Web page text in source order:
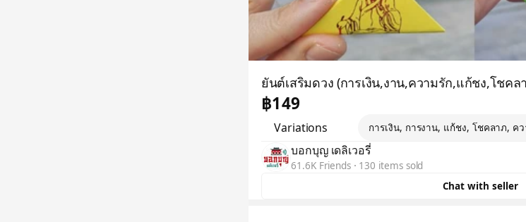
ยันต์เสริมดวง (การเงิน,งาน,ความรัก,แก้ชง,โชคล
฿149
Variations การเงิน, การงาน, แก้ชง, โชคลาภ,
บอกบุญ เดลิเวอรี่
61.6K Friends 130 items sold
Chat with seller